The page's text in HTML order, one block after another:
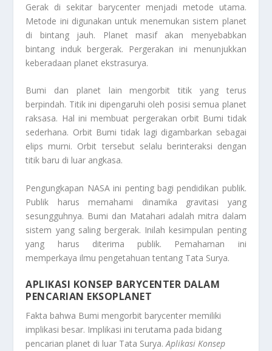
Gerak di sekitar barycentermenjadi metode utama.
Metode ini digunakan untuk menemukan sistem planet
di bintang jauh. Planet masif akan menyebabkan
bintang induk bergerak. Pergerakan ini menunjukkan
keberadaan planet ekstrasurya.
Bumi dan planet lain mengorbit titik yang terus
berpindah. Titik ini dipengaruhi oleh posisi semua planet
raksasa. Hal ini membuat pergerakan orbit Bumi tidak
sederhana. Orbit Bumi tidak lagi digambarkan sebagai
elips murni. Orbit tersebut selalu berinteraksi dengan
titik baru di luar angkasa.
Pengungkapan NASA ini penting bagi pendidikan publik.
Publik harus memahami dinamika gravitasi yang
sesungguhnya. Bumi dan Matahari adalah mitra dalam
sistem yang saling bergerak. Inilah kesimpulan penting
yang harus diterima publik. Pemahaman ini
memperkaya ilmu pengetahuan tentang Tata Surya.
APLIKASI KONSEP BARYCENTER DALAM
PENCARIAN EKSOPLANET
Fakta bahwa Bumi mengorbit barycenter memiliki
implikasi besar. Implikasi ini terutama pada bidang
pencarian planet di luar Tata Surya.Aplikasi Konsep